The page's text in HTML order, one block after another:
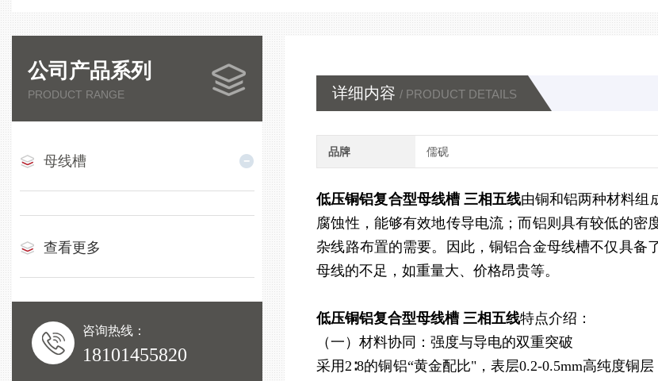
公司产品系列
PRODUCT RANGE
母线槽
查看更多
咨询热线：
18101455820
详细内容 / PRODUCT DETAILS
品牌 儒砚
低压铜铝复合型母线槽 三相五线由铜和铝两种材料组
腐蚀性，能够有效地传导电流；而铝则具有较低的密
杂线路布置的需要。因此，铜铝合金母线槽不仅具备
母线的不足，如重量大、价格昂贵等。
低压铜铝复合型母线槽 三相五线特点介绍：
（一）材料协同：强度与导电的双重突破
采用2∶8的铜铝“黄金配比"，表层0.2-0.5mm高纯度铜